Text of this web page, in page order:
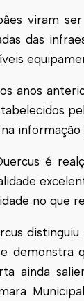
viram
das
anos
é
no que
demonstra
ainda